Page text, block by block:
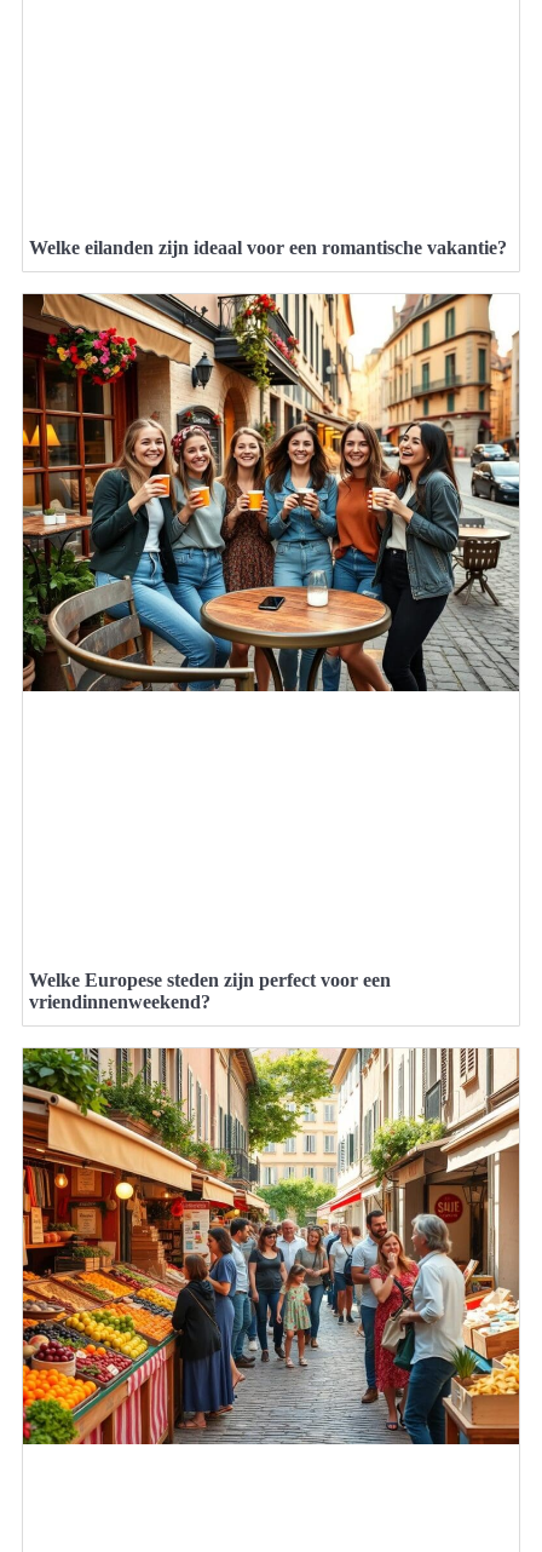
Welke eilanden zijn ideaal voor een romantische vakantie?
Welke Europese steden zijn perfect voor een
vriendinnenweekend?